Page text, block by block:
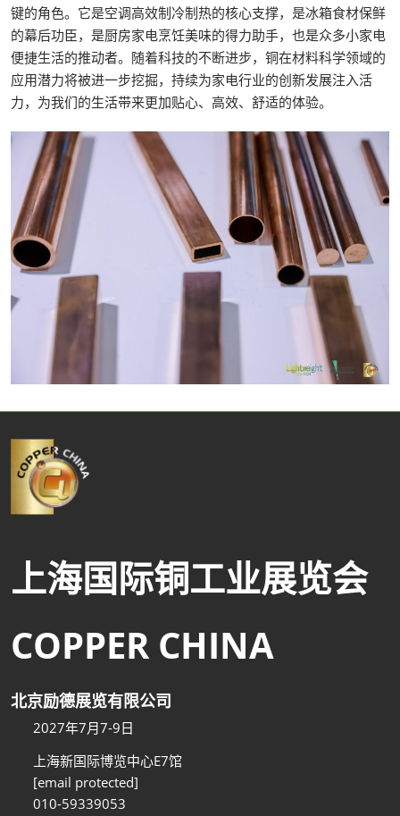
键的角色。它是空调高效制冷制热的核心支撑，是冰箱食材保鲜
的幕后功臣，是厨房家电烹饪美味的得力助手，也是众多小家电
便捷生活的推动者。随着科技的不断进步，铜在材料科学领域的
应用潜力将被进一步挖掘，持续为家电行业的创新发展注入活
力，为我们的生活带来更加贴心、高效、舒适的体验。
上海国际铜工业展览会
COPPER CHINA
北京励德展览有限公司
2027年7月7-9日
上海新国际博览中心E7馆
[email protected]
010-59339053